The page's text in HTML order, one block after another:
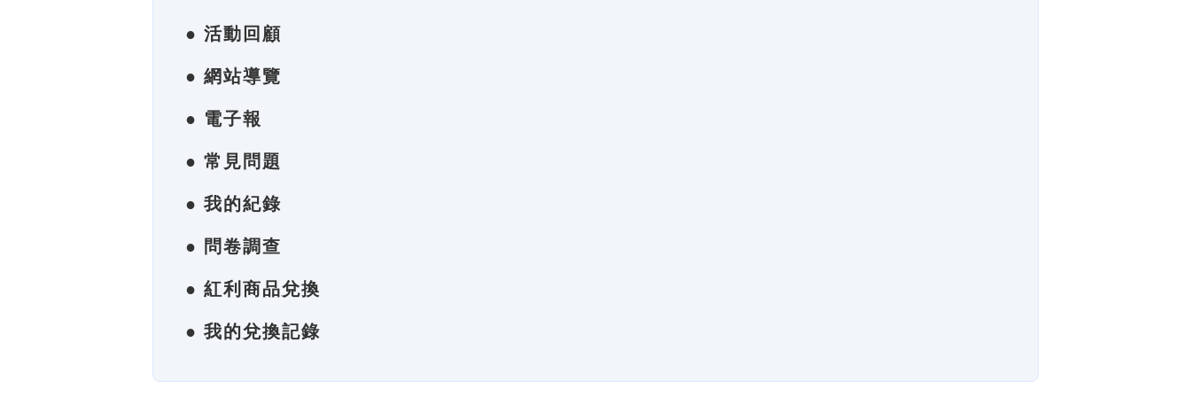
● 活動回顧
● 網站導覽
● 電子報
● 常見問題
● 我的紀錄
● 問卷調查
● 紅利商品兌換
● 我的兌換記錄